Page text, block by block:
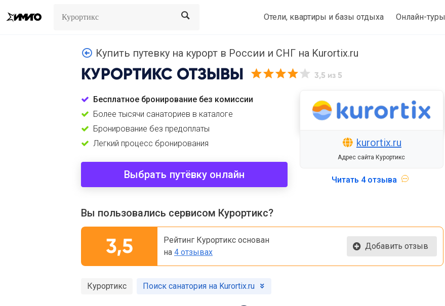
Search Отели, квартиры и базы отдыха Онлайн-туры
Купить путевку на курорт в России и СНГ на Kurortix.ru
КУРОРТИКС ОТЗЫВЫ 3,5 из 5
Бесплатное бронирование без комиссии
Более тысячи санаториев в каталоге
Бронирование без предоплаты
Легкий процесс бронирования
Выбрать путёвку онлайн
kurortix.ru
Адрес сайта Курортикс
Читать 4 отзыва
Вы пользовались сервисом Курортикс?
3,5
Рейтинг Курортикс основан
на 4 отзывах
Добавить отзыв
Курортикс Поиск санатория на Kurortix.ru